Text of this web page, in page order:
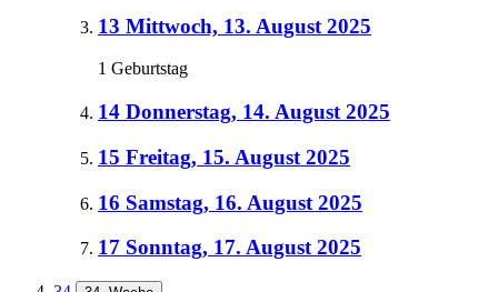
13 Mittwoch, 13. August 2025
1 Geburtstag
14 Donnerstag, 14. August 2025
15 Freitag, 15. August 2025
16 Samstag, 16. August 2025
17 Sonntag, 17. August 2025